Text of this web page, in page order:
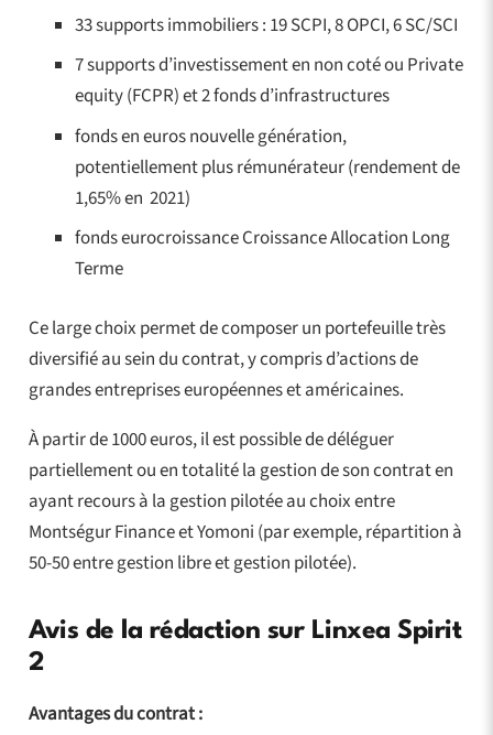
33 supports immobiliers : 19 SCPI, 8 OPCI, 6 SC/SCI
7 supports d’investissement en non coté ou Private
equity (FCPR) et 2 fonds d’infrastructures
fonds en euros nouvelle génération,
potentiellement plus rémunérateur (rendement de
1,65% en 2021)
fonds eurocroissance Croissance Allocation Long
Terme
Ce large choix permet de composer un portefeuille très
diversifié au sein du contrat, y compris d’actions de
grandes entreprises européennes et américaines.
À partir de 1000 euros, il est possible de déléguer
partiellement ou en totalité la gestion de son contrat en
ayant recours à la gestion pilotée au choix entre
Montségur Finance et Yomoni (par exemple, répartition à
50-50 entre gestion libre et gestion pilotée).
Avis de la rédaction sur Linxea Spirit
2
Avantages du contrat :